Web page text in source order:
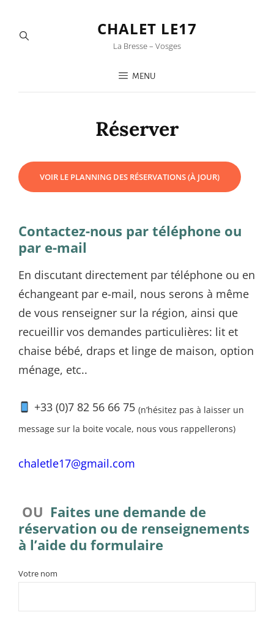
CHALET LE17
La Bresse – Vosges
MENU
Réserver
VOIR LE PLANNING DES RÉSERVATIONS (À JOUR)
Contactez-nous par téléphone ou
par e-mail
En discutant directement par téléphone ou en
échangeant par e-mail, nous serons à même
de vous renseigner sur la région, ainsi que
recueillir vos demandes particulières: lit et
chaise bébé, draps et linge de maison, option
ménage, etc..
+33 (0)7 82 56 66 75 (n’hésitez pas à laisser un
message sur la boite vocale, nous vous rappellerons)
chaletle17@gmail.com
OU Faites une demande de
réservation ou de renseignements
à l’aide du formulaire
Votre nom